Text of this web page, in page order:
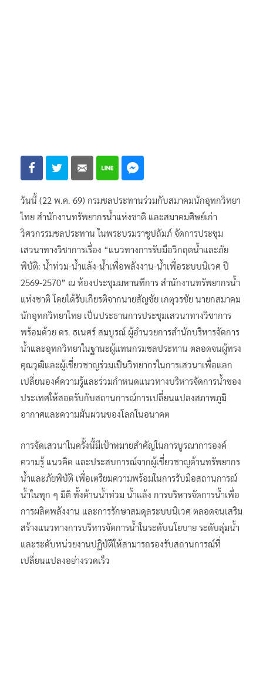
วันนี้ (22 พ.ค. 69) กรมชลประทานร่วมกับสมาคมนักอุทกวิทยา
ไทย สำนักงานทรัพยากรน้ำแห่งชาติ และสมาคมศิษย์เก่า
วิศวกรรมชลประทาน ในพระบรมราชูปถัมภ์ จัดการประชุม
เสวนาทางวิชาการเรื่อง “แนวทางการรับมือวิกฤตน้ำและภัย
พิบัติ: น้ำท่วม-น้ำแล้ง-น้ำเพื่อพลังงาน-น้ำเพื่อระบบนิเวศ ปี
2569-2570” ณ ห้องประชุมมหานทีการ สำนักงานทรัพยากรน้ำ
แห่งชาติ โดยได้รับเกียรติจากนายสัญชัย เกตุวรชัย นายกสมาคม
นักอุทกวิทยาไทย เป็นประธานการประชุมเสวนาทางวิชาการ
พร้อมด้วย ดร. ธเนศร์ สมบูรณ์ ผู้อำนวยการสำนักบริหารจัดการ
น้ำและอุทกวิทยาในฐานะผู้แทนกรมชลประทาน ตลอดจนผู้ทรง
คุณวุฒิและผู้เชี่ยวชาญร่วมเป็นวิทยากรในการเสวนาเพื่อแลก
เปลี่ยนองค์ความรู้และร่วมกำหนดแนวทางบริหารจัดการน้ำของ
ประเทศให้สอดรับกับสถานการณ์การเปลี่ยนแปลงสภาพภูมิ
อากาศและความผันผวนของโลกในอนาคต
การจัดเสวนาในครั้งนี้มีเป้าหมายสำคัญในการบูรณาการองค์
ความรู้ แนวคิด และประสบการณ์จากผู้เชี่ยวชาญด้านทรัพยากร
น้ำและภัยพิบัติ เพื่อเตรียมความพร้อมในการรับมือสถานการณ์
น้ำในทุก ๆ มิติ ทั้งด้านน้ำท่วม น้ำแล้ง การบริหารจัดการน้ำเพื่อ
การผลิตพลังงาน และการรักษาสมดุลระบบนิเวศ ตลอดจนเสริม
สร้างแนวทางการบริหารจัดการน้ำในระดับนโยบาย ระดับลุ่มน้ำ
และระดับหน่วยงานปฏิบัติให้สามารถรองรับสถานการณ์ที่
เปลี่ยนแปลงอย่างรวดเร็ว